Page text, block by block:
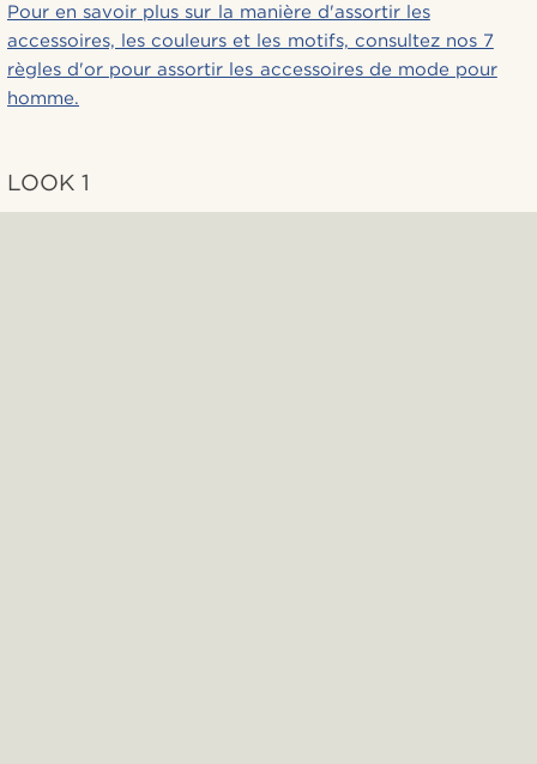
Pour en savoir plus sur la manière d'assortir les
accessoires, les couleurs et les motifs, consultez nos 7
règles d'or pour assortir les accessoires de mode pour
homme.
LOOK 1